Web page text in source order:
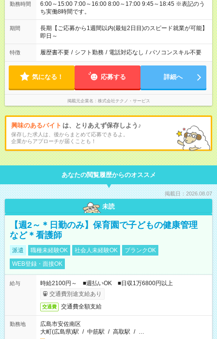
勤務時間
6:00～15:00 7:00～16:00 8:00～17:00 9:45～18:45 ※表記のう
ち実働8時間です。
期間
長期【ご応募から1週間以内(最短2日目)のスピード就業が可能】
即日～
特徴 履歴書不要 / シフト勤務 / 電話対応なし / パソコンスキル不要
気になる！ 応募する 詳細へ
掲載元企業名 株式会社テクノ・サービス
興味のあるバイト は、とりあえず保存しよう♪
保存した求人は、後からまとめて応募できるよ。
企業からアプローチが届くことも！
あなたの閲覧履歴からのオススメ
掲載日：2026.08.07
未読
【週2～＊日勤のみ】保育園で子どもの健康管理
など＊看護師
派遣 職種未経験OK 社会人未経験OK
ブランクOK
WEB登録・面接OK
給与
時給2100円～ ■週払いOK ■日収1万6800円以上
交通費別途支給あり
交通費 交通費全額支給
勤務地
広島市安佐南区
大町(広島県)駅 / 中筋駅 / 高取駅 / …